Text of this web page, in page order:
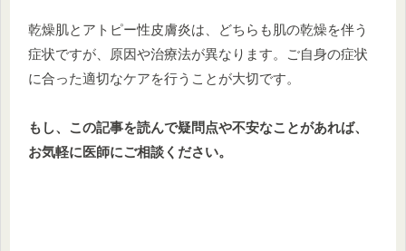
乾燥肌とアトピー性皮膚炎は、どちらも肌の乾燥を伴う
症状ですが、原因や治療法が異なります。ご自身の症状
に合った適切なケアを行うことが大切です。
もし、この記事を読んで疑問点や不安なことがあれば、
お気軽に医師にご相談ください。